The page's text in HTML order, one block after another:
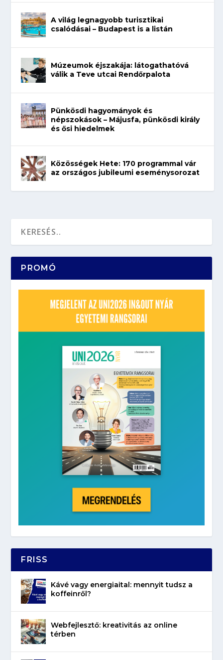
A világ legnagyobb turisztikai
csalódásai – Budapest is a listán
Múzeumok éjszakája: látogathatóvá
válik a Teve utcai Rendőrpalota
Pünkösdi hagyományok és
népszokások – Májusfa, pünkösdi király
és ősi hiedelmek
Közösségek Hete: 170 programmal vár
az országos jubileumi eseménysorozat
PROMÓ
FRISS
Kávé vagy energiaital: mennyit tudsz a
koffeinről?
Webfejlesztő: kreativitás az online
térben